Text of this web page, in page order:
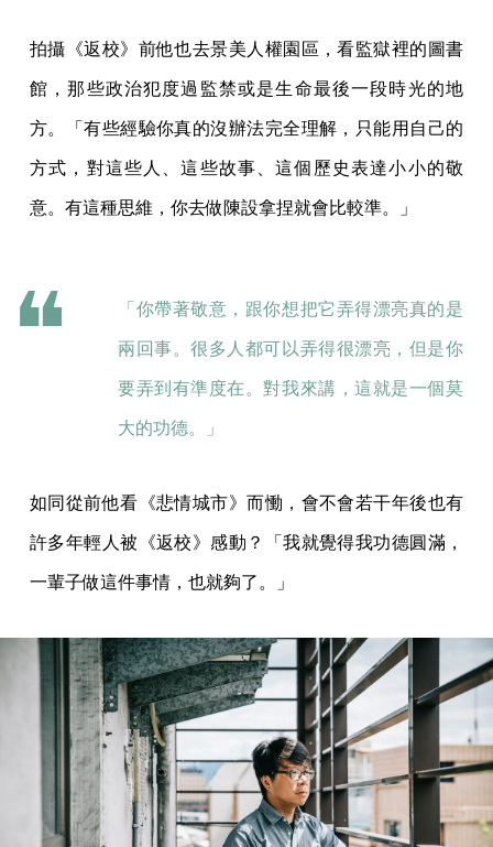
拍攝《返校》前他也去景美人權園區，看監獄裡的圖書
館，那些政治犯度過監禁或是生命最後一段時光的地
方。「有些經驗你真的沒辦法完全理解，只能用自己的
方式，對這些人、這些故事、這個歷史表達小小的敬
意。有這種思維，你去做陳設拿捏就會比較準。」
「你帶著敬意，跟你想把它弄得漂亮真的是
兩回事。很多人都可以弄得很漂亮，但是你
要弄到有準度在。對我來講，這就是一個莫
大的功德。」
如同從前他看《悲情城市》而慟，會不會若干年後也有
許多年輕人被《返校》感動？「我就覺得我功德圓滿，
一輩子做這件事情，也就夠了。」